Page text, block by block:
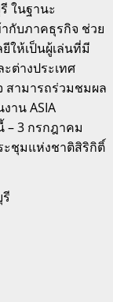
ในฐานะ
กับภาคธุรกิจ ช่วย
ให้เป็นผู้เล่นที่มี
ต่างประเทศ
สามารถร่วมชมผล
าน ASIA
– 3 กรกฎาคม
ะชุมแห่งชาติสิริกิติ์